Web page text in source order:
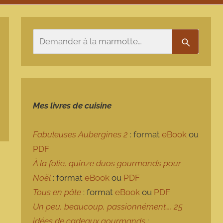
Mes livres de cuisine
Fabuleuses Aubergines 2 : formateBook ou
PDF
À la folie, quinze duos gourmands pour
Noël : formateBook ou PDF
Tous en pâte : formateBook ou PDF
Un peu, beaucoup, passionnément…, 25